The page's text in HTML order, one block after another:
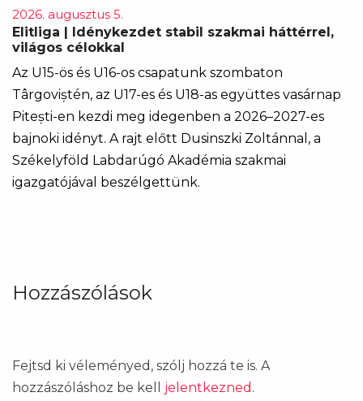
2026. augusztus 5.
Elitliga | Idénykezdet stabil szakmai háttérrel,
világos célokkal
Az U15-ös és U16-os csapatunk szombaton
Târgoviștén, az U17-es és U18-as együttes vasárnap
Pitești-en kezdi meg idegenben a 2026–2027-es
bajnoki idényt. A rajt előtt Dusinszki Zoltánnal, a
Székelyföld Labdarúgó Akadémia szakmai
igazgatójával beszélgettünk.
Hozzászólások
Fejtsd ki véleményed, szólj hozzá te is. A
hozzászóláshoz be kell jelentkezned .